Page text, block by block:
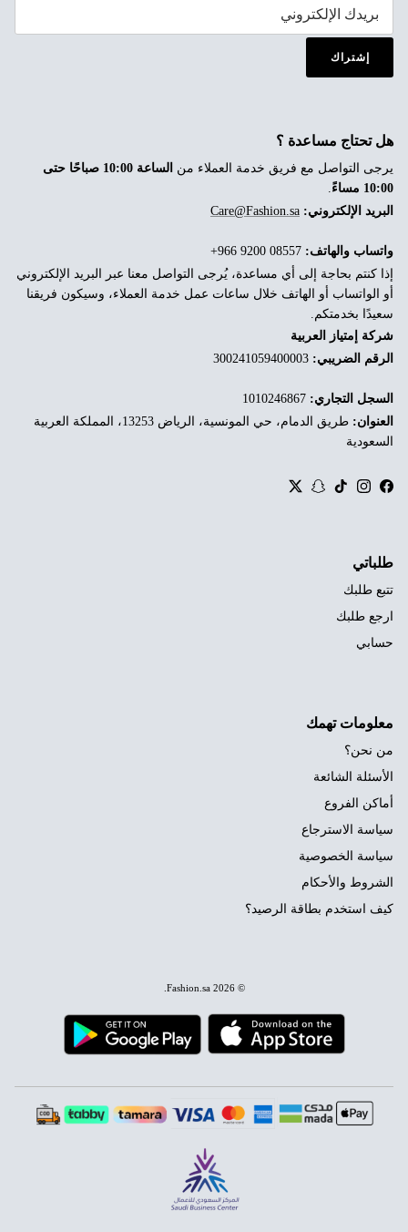
إشتراك
هل تحتاج مساعدة ؟
يرجى التواصل مع فريق خدمة العملاء من
الساعة 10:00 صباحًا حتى
10:00 مساءً
البريد الإلكتروني: Care@Fashion.sa
واتساب والهاتف:
إذا كنتم بحاجة إلى أي مساعدة، يُرجى التواصل معنا عبر البريد الإلكتروني
أو الواتساب أو الهاتف خلال ساعات عمل خدمة العملاء، وسيكون فريقنا
سعيدًا بخدمتكم.
شركة إمتياز العربية
الرقم الضريبي:
السجل التجاري:
العنوان:
طريق الدمام، حي المونسية، الرياض 13253، المملكة العربية
السعودية
Facebook
Instagram
TikTok
Snapchat
Twitter
طلباتي
تتبع طلبك
ارجع طلبك
حسابي
معلومات تهمك
من نحن؟
الأسئلة الشائعة
أماكن الفروع
سياسة الاسترجاع
سياسة الخصوصية
الشروط والأحكام
كيف استخدم بطاقة الرصيد؟
© 2026
Fashion.sa